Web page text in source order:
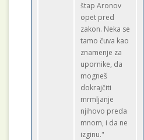
štap Aronov
opet pred
zakon. Neka se
tamo čuva kao
znamenje za
upornike, da
mogneš
dokrajčiti
mrmljanje
njihovo preda
mnom, i da ne
izginu."